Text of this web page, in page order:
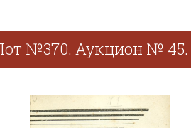
№370. Аукцион № 45.